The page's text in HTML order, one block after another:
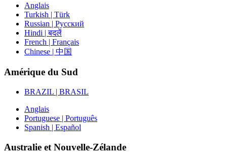
Anglais
Turkish | Türk
Russian | Русский
Hindi | बदलें
French | Français
Chinese | 中国
Amérique du Sud
BRAZIL | BRASIL
Anglais
Portuguese | Português
Spanish | Español
Australie et Nouvelle-Zélande